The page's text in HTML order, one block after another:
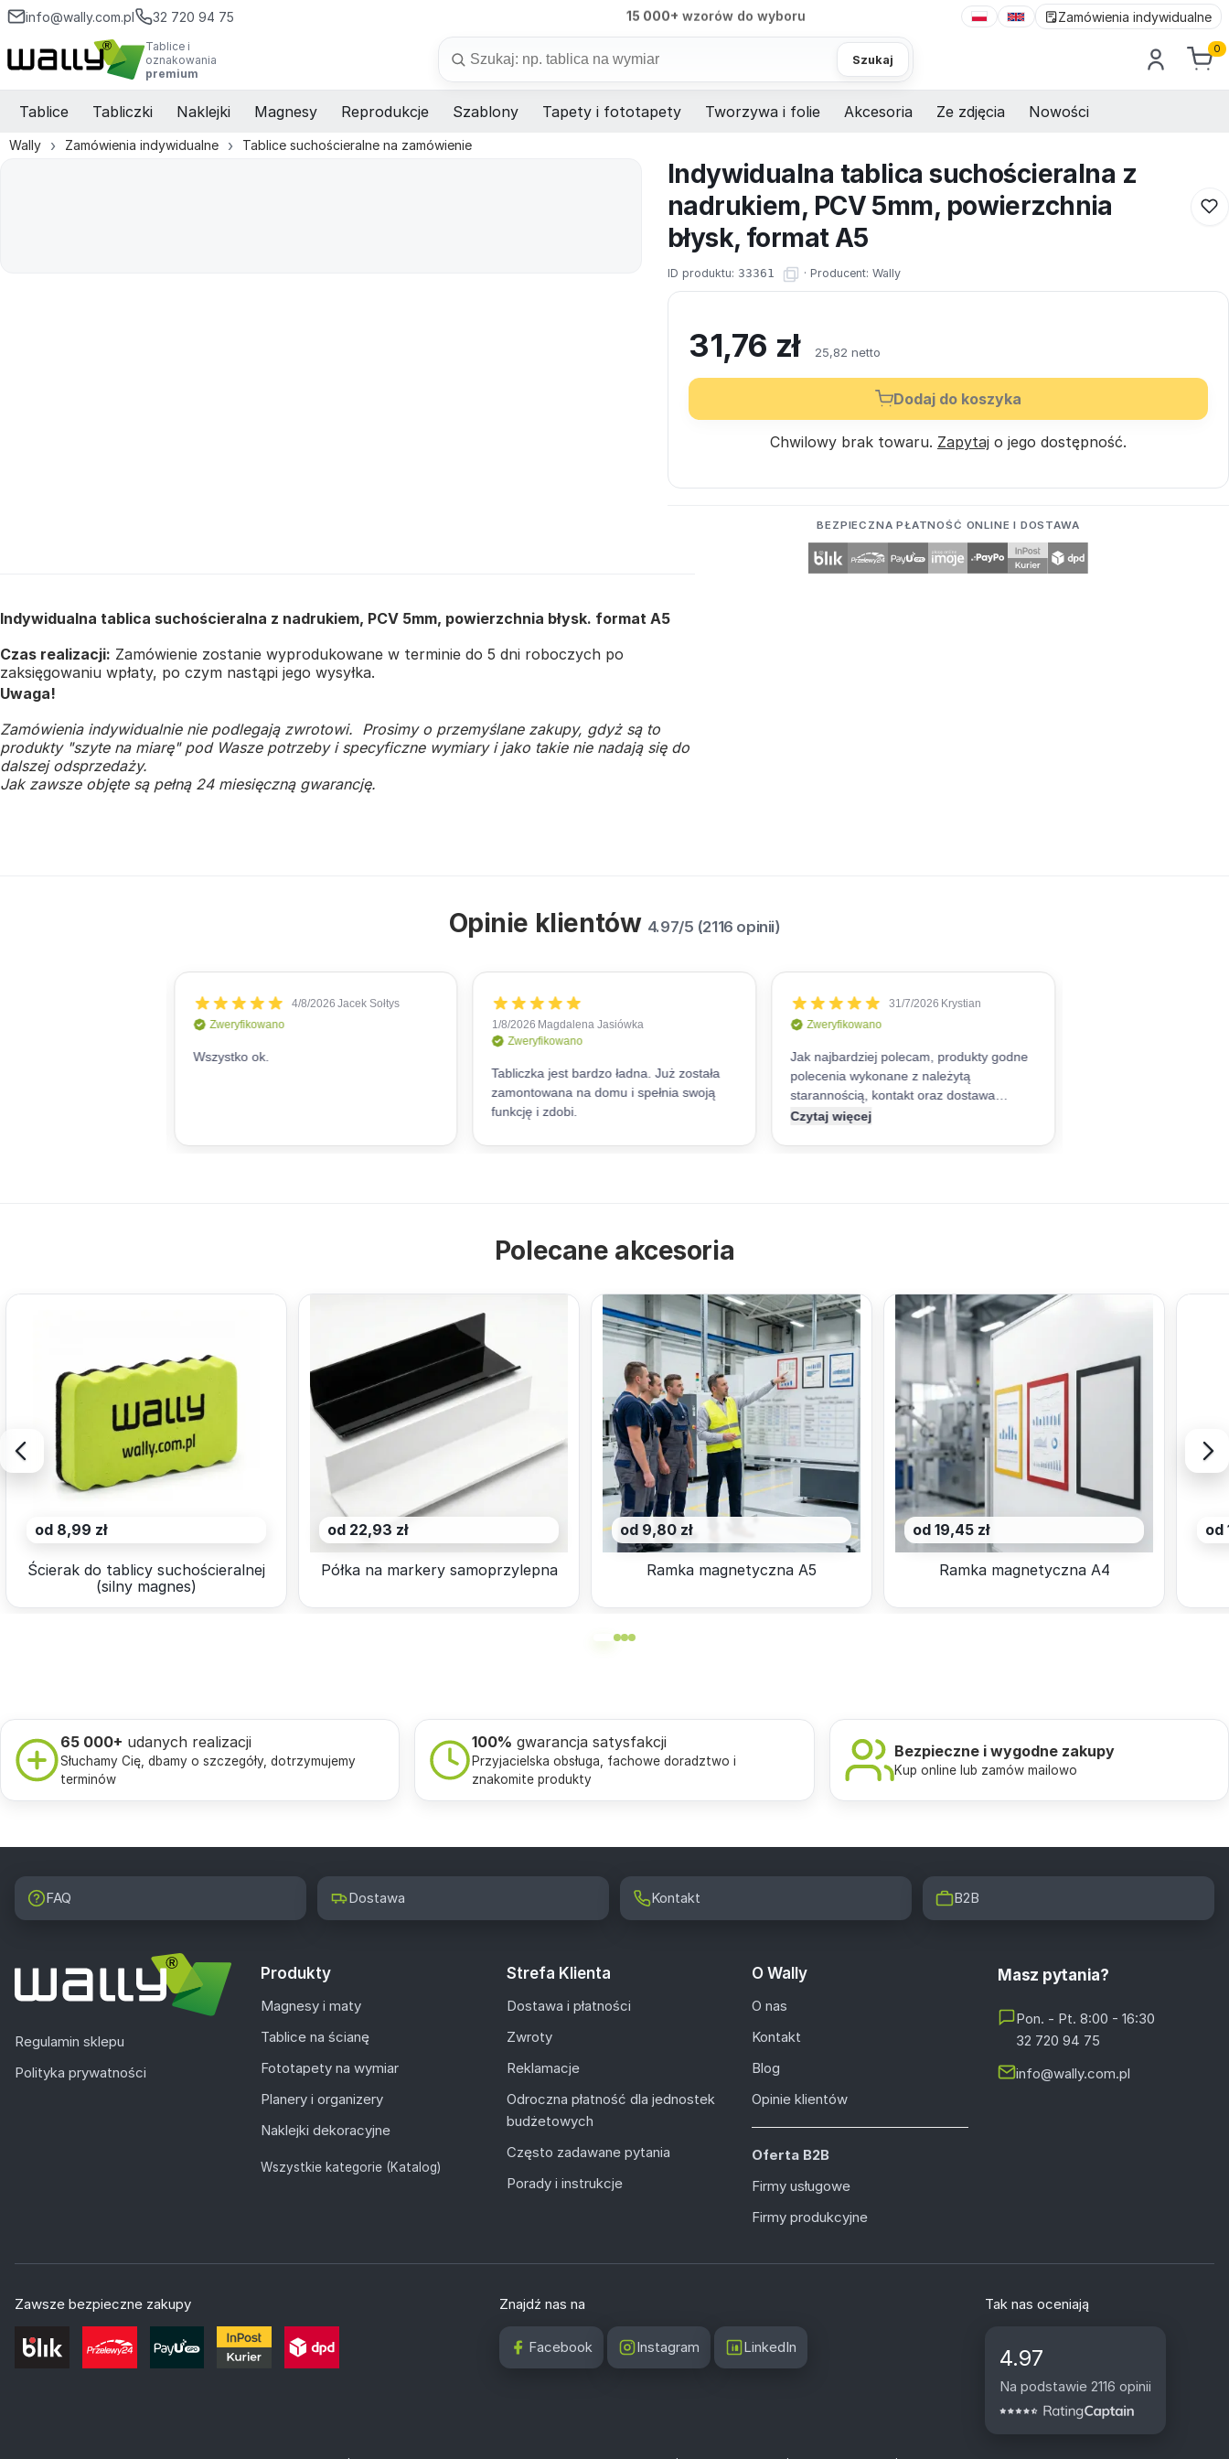
info@wally.com.pl 32 720 94 75 98%dostaw na czas Zamówienia indywidualne
Tablice i
oznakowania
premium
Szukaj
0
Tablice Tabliczki Naklejki Magnesy Reprodukcje Szablony Tapety i fototapety Tworzywa i folie Akcesoria Ze zdjęcia Nowości
Wally Zamówienia indywidualne Tablice suchościeralne na zamówienie
Indywidualna tablica suchościeralna z
nadrukiem, PCV 5mm, powierzchnia
błysk, format A5
ID produktu: 33361 · Producent: Wally
31,76 zł 25,82 netto
Dodaj do koszyka
Chwilowy brak towaru. Zapytaj o jego dostępność.
BEZPIECZNA PŁATNOŚĆ ONLINE I DOSTAWA
Indywidualna tablica suchościeralna z nadrukiem, PCV 5mm, powierzchnia błysk. format A5
Czas realizacji: Zamówienie zostanie wyprodukowane w terminie do 5 dni roboczych po
zaksięgowaniu wpłaty, po czym nastąpi jego wysyłka.
Uwaga!
Zamówienia indywidualnie nie podlegają zwrotowi. Prosimy o przemyślane zakupy, gdyż są to
produkty "szyte na miarę" pod Wasze potrzeby i specyficzne wymiary i jako takie nie nadają się do
dalszej odsprzedaży.
Jak zawsze objęte są pełną 24 miesięczną gwarancję.
Opinie klientów 4.97/5 (2116 opinii)
Polecane akcesoria
od 8,99 zł
Ścierak do tablicy suchościeralnej
(silny magnes)
od 22,93 zł
Półka na markery samoprzylepna
od 9,80 zł
Ramka magnetyczna A5
od 19,45 zł
Ramka magnetyczna A4
od
65 000+ udanych realizacji
Słuchamy Cię, dbamy o szczegóły, dotrzymujemy
terminów
100% gwarancja satysfakcji
Przyjacielska obsługa, fachowe doradztwo i
znakomite produkty
Bezpieczne i wygodne zakupy
Kup online lub zamów mailowo
FAQ Dostawa Kontakt B2B
Regulamin sklepu
Polityka prywatności
Produkty
Magnesy i maty
Tablice na ścianę
Fototapety na wymiar
Planery i organizery
Naklejki dekoracyjne
Wszystkie kategorie (Katalog)
Strefa Klienta
Dostawa i płatności
Zwroty
Reklamacje
Odroczna płatność dla jednostek
budżetowych
Często zadawane pytania
Porady i instrukcje
O Wally
O nas
Kontakt
Blog
Opinie klientów
Oferta B2B
Firmy usługowe
Firmy produkcyjne
Masz pytania?
Pon. - Pt. 8:00 - 16:30
32 720 94 75
info@wally.com.pl
Zawsze bezpieczne zakupy Znajdź nas na
Facebook Instagram LinkedIn
Tak nas oceniają
4.97
Na podstawie 2116 opinii